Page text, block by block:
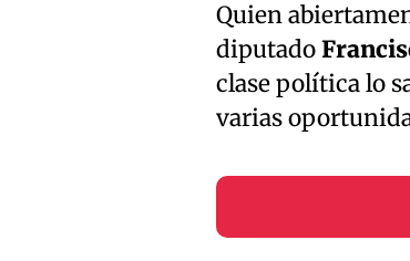
Quien
diputado
clase política lo
varias